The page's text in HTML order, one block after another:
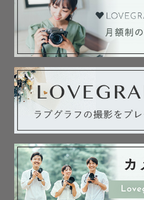
だけますと幸いです。
✎︎＿＿＿＿写真への想い＿＿＿
私にとって写真とは、
“記録”　でもあり　“記憶”　で
写真一枚からその時の記憶や空
いうものの尊さを感じる所以で
私は幼少時、母子家庭で育ちま
家族だった母も亡くし、残され
ていて少しの寂しさを感じまし